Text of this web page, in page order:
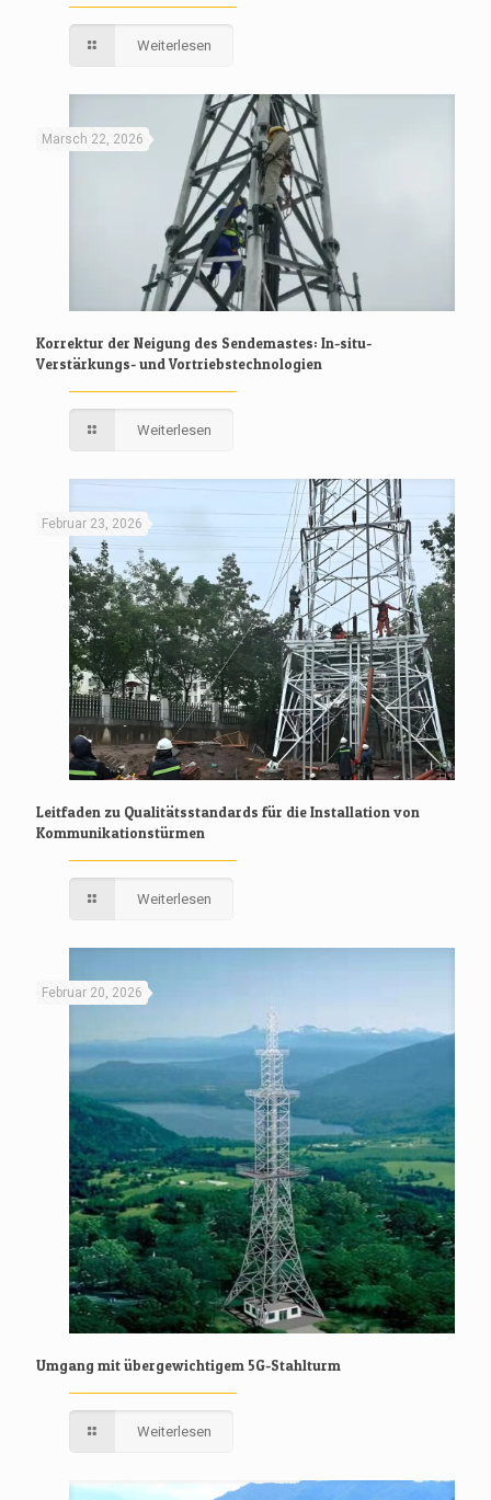
Weiterlesen
Marsch 22, 2026
Korrektur der Neigung des Sendemastes: In-situ-
Verstärkungs- und Vortriebstechnologien
Weiterlesen
Februar 23, 2026
Leitfaden zu Qualitätsstandards für die Installation von
Kommunikationstürmen
Weiterlesen
Februar 20, 2026
Umgang mit übergewichtigem 5G-Stahlturm
Weiterlesen